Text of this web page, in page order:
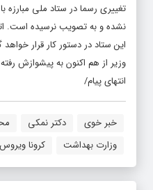
تغییری رسما در ستاد ملی مبارزه
نشده و به تصویب نرسیده است.
این ستاد در دستور کار قرار
وزیر از هم اکنون به پیشوازش رفته
انتهای پیام/
خبر خوی دکتر نمکی
وزارت بهداشت
کرونا ویروس